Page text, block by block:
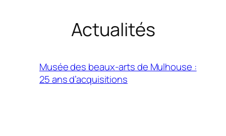
Actualités
Musée des beaux-arts de Mulhouse :
25 ans d’acquisitions